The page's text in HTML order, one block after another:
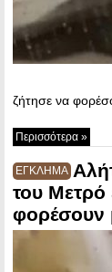
ζήτησε να
Περισσότερα »
ΕΓΚΛΗΜΑ
του Μετρό
φορέσουν